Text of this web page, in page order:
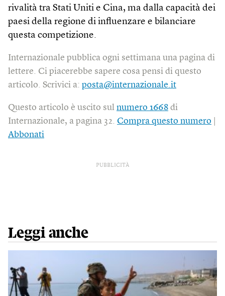
rivalità tra Stati Uniti e Cina, ma dalla capacità dei
paesi della regione di influenzare e bilanciare
questa competizione.
Internazionale pubblica ogni settimana una pagina di
lettere. Ci piacerebbe sapere cosa pensi di questo
articolo. Scrivici a: posta@internazionale.it
Questo articolo è uscito sul numero 1668 di
Internazionale, a pagina 32. Compra questo numero
Abbonati
PUBBLICITÀ
Leggi anche